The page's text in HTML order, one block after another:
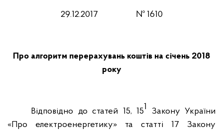
29.12.2017 № 1610
Про алгоритм перерахувань коштів на січень 2018
року
Відповідно до статей 15, 151
Закону України
«Про електроенергетику» та статті 17 Закону